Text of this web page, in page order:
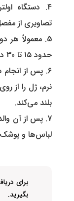
دستگاه
تصاویری از
معمولاً هر
حدود ۱۵ تا ۳۰ دقیقه طول می‌کشد.
پس از انجام
نرم، ژل را از
بلند می‌کند.
پس از آن
لباس‌ها و پوشک
برای
بگیرید.